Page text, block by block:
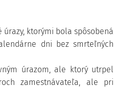
ktorými bola spôsobená
dni bez smrteľných
úrazom, ale ktorý utrpel
zamestnávateľa, ale pri